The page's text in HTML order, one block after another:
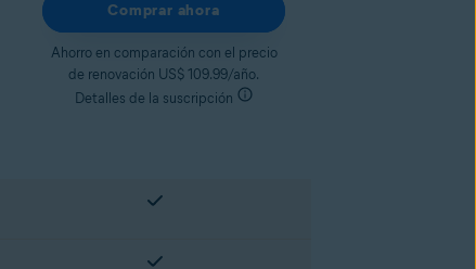
Comprar ahora
Ahorro en comparación con el precio
de renovación US$ 109.99/año.
Detalles de la suscripción